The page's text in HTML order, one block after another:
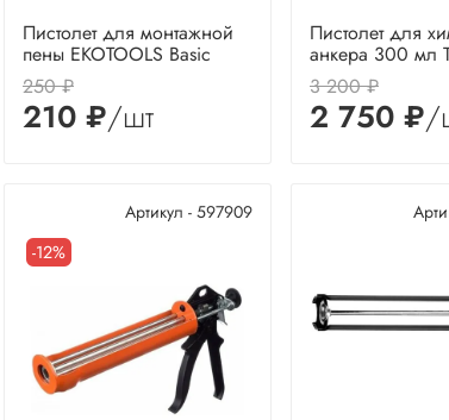
Пистолет для монтажной
пены EKOTOOLS Basic
250 ₽
210 ₽/шт
Пистолет для
анкера 300 мл
3 200 ₽
2 750 ₽/
Артикул - 597909
-12%